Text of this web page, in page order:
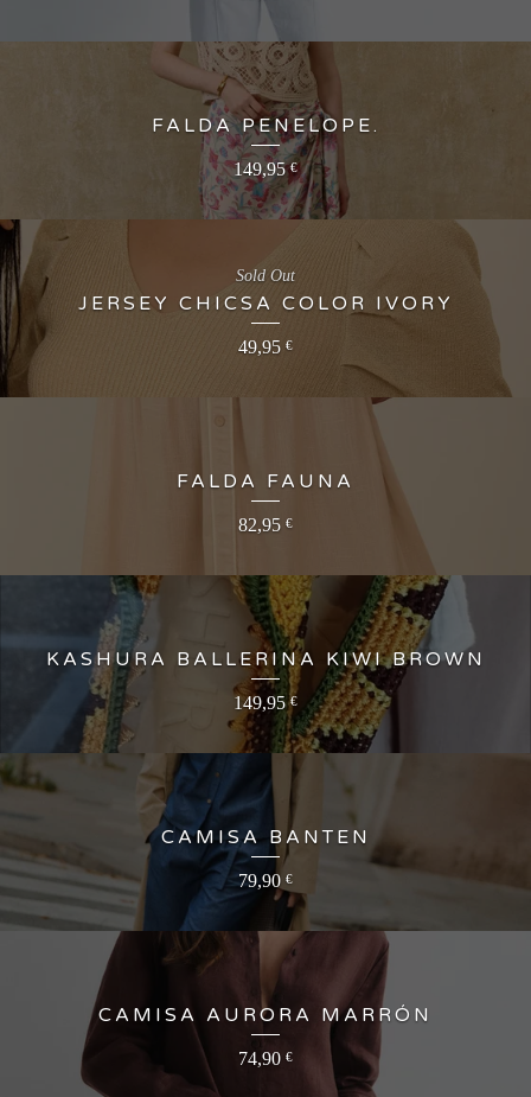
FALDA PENELOPE.
149,95€
JERSEY CHICSA COLOR IVORY
49,95 €
Sold Out
FALDA FAUNA
82,95 €
KASHURA BALLERINA KIWI BROWN
149,95€
CAMISA BANTEN
79,90 €
CAMISA AURORA MARRÓN
74,90 €